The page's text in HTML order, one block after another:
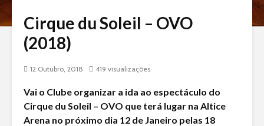
Cirque du Soleil – OVO
(2018)
12 Outubro, 2018 419 visualizações
Vai o Clube organizar a ida ao espectáculo do
Cirque du Soleil – OVO que terá lugar na Altice
Arena no próximo dia 12 de Janeiro pelas 18